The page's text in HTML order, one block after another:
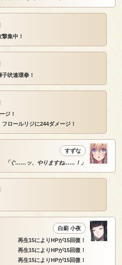
集中！
吠連環拳！
ジ！
ロールリジに244ダメージ！
すずな
「ぐ……ッ、やりますね……！」
白薊 小夜
再生15によりHPが15回復！
再生15によりHPが15回復！
再生15によりHPが15回復！